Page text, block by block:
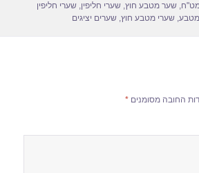
,שער מטבע חוץ,שערי חליפין,שערי חליפין
,שערי מטבע חוץ,שערים יציגים
החובה מסומנים*